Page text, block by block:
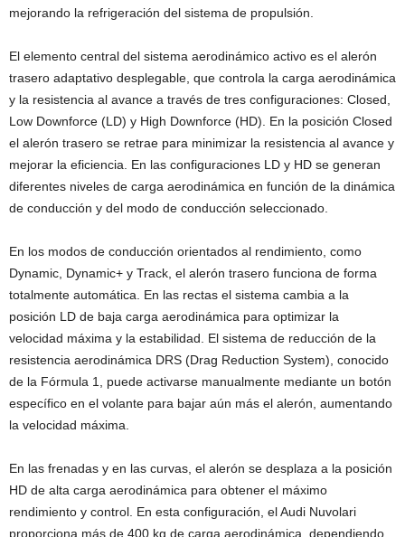
mejorando la refrigeración del sistema de propulsión.
El elemento central del sistema aerodinámico activo es el alerón
trasero adaptativo desplegable, que controla la carga aerodinámica
y la resistencia al avance a través de tres configuraciones: Closed,
Low Downforce (LD) y High Downforce (HD). En la posición Closed
el alerón trasero se retrae para minimizar la resistencia al avance y
mejorar la eficiencia. En las configuraciones LD y HD se generan
diferentes niveles de carga aerodinámica en función de la dinámica
de conducción y del modo de conducción seleccionado.
En los modos de conducción orientados al rendimiento, como
Dynamic, Dynamic+ y Track, el alerón trasero funciona de forma
totalmente automática. En las rectas el sistema cambia a la
posición LD de baja carga aerodinámica para optimizar la
velocidad máxima y la estabilidad. El sistema de reducción de la
resistencia aerodinámica DRS (Drag Reduction System), conocido
de la Fórmula 1, puede activarse manualmente mediante un botón
específico en el volante para bajar aún más el alerón, aumentando
la velocidad máxima.
En las frenadas y en las curvas, el alerón se desplaza a la posición
HD de alta carga aerodinámica para obtener el máximo
rendimiento y control. En esta configuración, el Audi Nuvolari
proporciona más de 400 kg de carga aerodinámica, dependiendo